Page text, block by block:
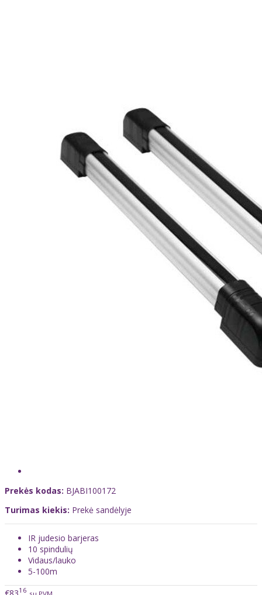
Prekės kodas: BJABI100172
Turimas kiekis: Prekė sandėlyje
IR judesio barjeras
10 spindulių
Vidaus/lauko
5-100m
16